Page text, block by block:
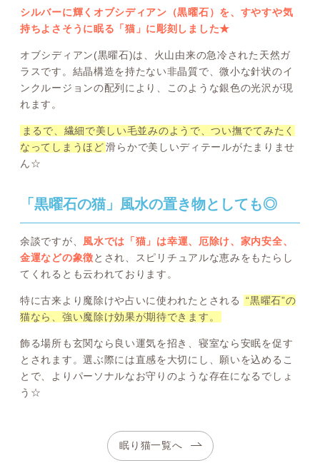
シルバーに輝くオブシディアン（黒曜石）を、すやすや気
持ちよさそうに眠る「猫」に彫刻しました★
オブシディアン(黒曜石)は、火山由来の急冷された天然ガ
ラスです。結晶構造を持たない非晶質で、微小な針状のイ
ンクルージョンの配列により、このような銀色の光沢が現
れます。
まるで、繊細で美しい毛並みのようで、つい撫でてみたく
なってしまうほど 滑らかで美しいディテールがたまりませ
ん☆
「黒曜石の猫」風水の置き物としても◎
余談ですが、 風水では「猫」は幸運、厄除け、家内安全、
金運などの象徴とされ、スピリチュアルな恵みをもたらし
てくれるとも云われております。
特に古来より魔除けや占いに使われたとされる
“黒曜石”の
猫なら、強い魔除け効果が期待できます。
飾る場所も玄関なら良い運気を招き、寝室なら安眠を促す
とされます。選ぶ際には直感を大切にし、願いを込めるこ
とで、よりパーソナルなお守りのような存在になるでしょ
う☆
眠り猫一覧へ